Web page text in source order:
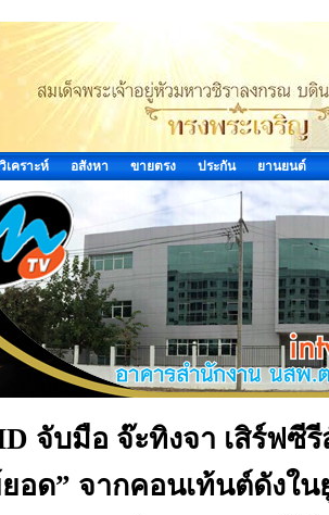
เคราะห์ อสังหา ขายตรง ประกัน ยานยนต์
จับมือ จ๊ะทิงจา เสิร์ฟซีรี
ยอด” จากคอนเท้นต์ดังใ